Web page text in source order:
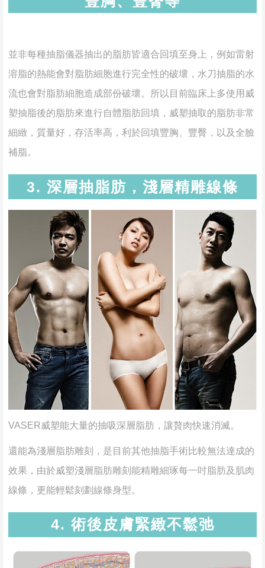
並非每種抽脂儀器抽出的脂肪皆適合回填至身上，例如雷射
溶脂的熱能會對脂肪細胞進行完全性的破壞，水刀抽脂的水
流也會對脂肪細胞造成部份破壞。所以目前臨床上多使用威
塑抽脂後的脂肪來進行自體脂肪回填，威塑抽取的脂肪非常
細緻，質量好，存活率高，利於回填豐胸、豐臀，以及全臉
補脂。
3. 深層抽脂肪，淺層精雕線條
VASER威塑能大量的抽吸深層脂肪，讓贅肉快速消滅。
還能為淺層脂肪雕刻，是目前其他抽脂手術比較無法達成的
效果，由於威塑淺層脂肪雕刻能精雕細琢每一吋脂肪及肌肉
線條，更能輕鬆刻劃線條身型。
4. 術後皮膚緊緻不鬆弛